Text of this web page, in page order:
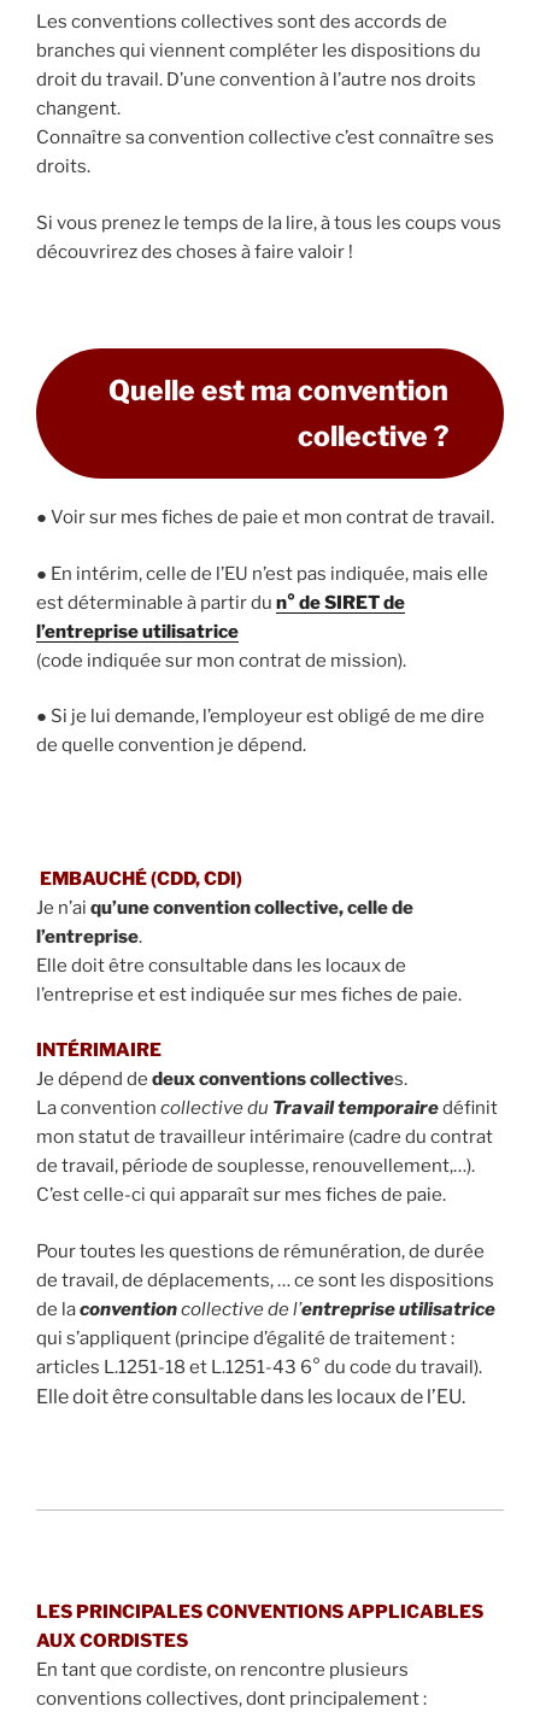
Les conventions collectives sont des accords de
branches qui viennent compléter les dispositions du
droit du travail. D’une convention à l’autre nos droits
changent.
Connaître sa convention collective c’est connaître ses
droits.
Si vous prenez le temps de la lire, à tous les coups vous
découvrirez des choses à faire valoir !
Quelle est ma convention
collective ?
● Voir sur mes fiches de paie et mon contrat de travail.
● En intérim, celle de l’EU n’est pas indiquée, mais elle
est déterminable à partir du n° de SIRET de
l’entreprise utilisatrice
(code indiquée sur mon contrat de mission).
● Si je lui demande, l’employeur est obligé de me dire
de quelle convention je dépend.
EMBAUCHÉ (CDD, CDI)
Je n’ai qu’une convention collective, celle de
l’entreprise.
Elle doit être consultable dans les locaux de
l’entreprise et est indiquée sur mes fiches de paie.
INTÉRIMAIRE
Je dépend de deux conventions collectives.
La convention collective du Travail temporairedéfinit
mon statut de travailleur intérimaire (cadre du contrat
de travail, période de souplesse, renouvellement,…).
C’est celle-ci qui apparaît sur mes fiches de paie.
Pour toutes les questions de rémunération, de durée
de travail, de déplacements, … ce sont les dispositions
de laconventioncollective del’entreprise utilisatrice
qui s’appliquent (principe d’égalité de traitement :
articles L.1251-18 et L.1251-43 6° du code du travail).
Elle doit être consultable dans les locaux de l’EU.
LES PRINCIPALES CONVENTIONS APPLICABLES
AUX CORDISTES
En tant que cordiste, on rencontre plusieurs
conventions collectives, dont principalement :